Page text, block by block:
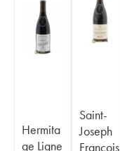
Hermita
ge Ligne
Saint-
Joseph
François